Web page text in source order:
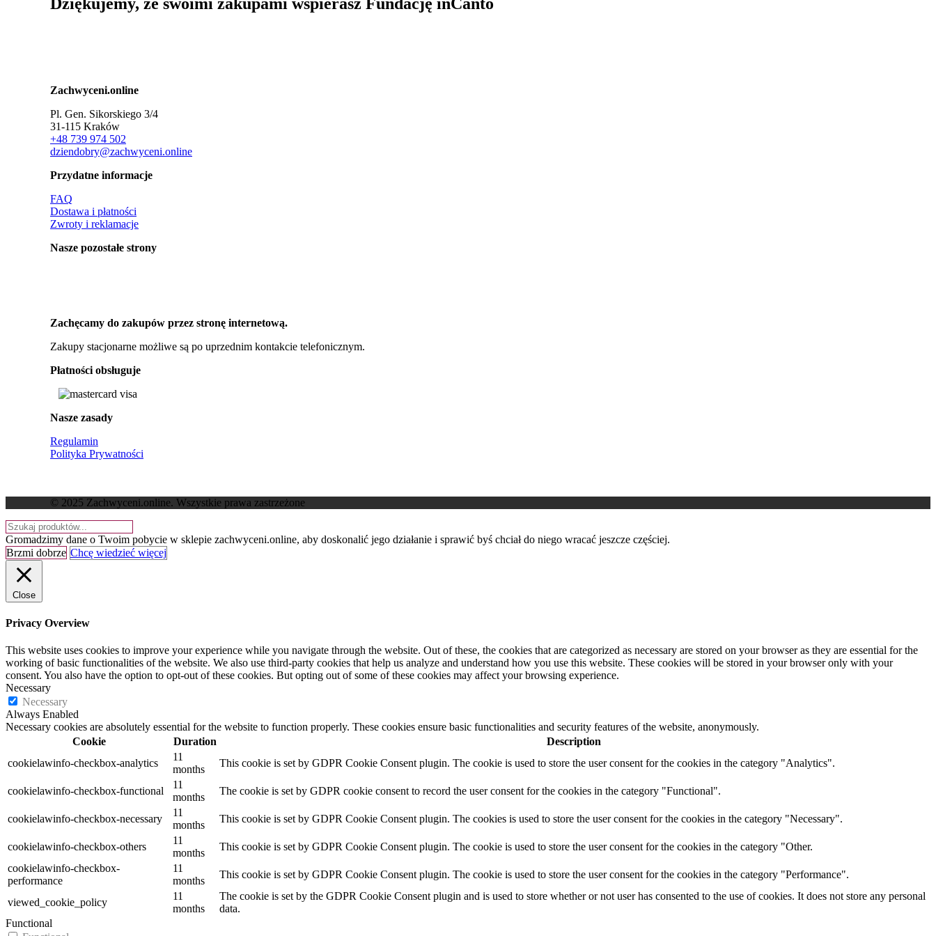
Zachwyceni.online
Pl. Gen. Sikorskiego 3/4
31-115 Kraków
+48 739 974 502
dziendobry@zachwyceni.online
Przydatne informacje
FAQ
Dostawa i płatności
Zwroty i reklamacje
Nasze pozostałe strony
Zachęcamy do zakupów przez stronę internetową.
Zakupy stacjonarne możliwe są po uprzednim kontakcie telefonicznym.
Płatności obsługuje
Nasze zasady
Regulamin
Polityka Prywatności
© 2025 Zachwyceni.online. Wszystkie prawa zastrzeżone
Gromadzimy dane o Twoim pobycie w sklepie zachwyceni.online, aby doskonalić jego działanie i sprawić byś chciał do niego wracać jeszcze częściej.
Brzmi dobrze Chcę wiedzieć więcej
Close
Privacy Overview
This website uses cookies to improve your experience while you navigate through the website. Out of these, the cookies that are categorized as necessary are stored on your browser as they are essential for the
working of basic functionalities of the website. We also use third-party cookies that help us analyze and understand how you use this website. These cookies will be stored in your browser only with your
consent. You also have the option to opt-out of these cookies. But opting out of some of these cookies may affect your browsing experience.
Necessary
Necessary
Always Enabled
Necessary cookies are absolutely essential for the website to function properly. These cookies ensure basic functionalities and security features of the website, anonymously.
Cookie
Duration
Description
cookielawinfo-checkbox-analytics
11
months
This cookie is set by GDPR Cookie Consent plugin. The cookie is used to store the user consent for the cookies in the category "Analytics".
cookielawinfo-checkbox-functional
11
months
The cookie is set by GDPR cookie consent to record the user consent for the cookies in the category "Functional".
cookielawinfo-checkbox-necessary
11
months
This cookie is set by GDPR Cookie Consent plugin. The cookies is used to store the user consent for the cookies in the category "Necessary".
cookielawinfo-checkbox-others
11
months
This cookie is set by GDPR Cookie Consent plugin. The cookie is used to store the user consent for the cookies in the category "Other.
cookielawinfo-checkbox-
performance
11
months
This cookie is set by GDPR Cookie Consent plugin. The cookie is used to store the user consent for the cookies in the category "Performance".
viewed_cookie_policy
11
months
The cookie is set by the GDPR Cookie Consent plugin and is used to store whether or not user has consented to the use of cookies. It does not store any personal
data.
Functional